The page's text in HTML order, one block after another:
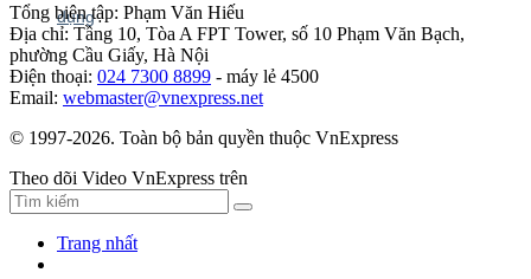
Tổng biên tập: Phạm Văn Hiếu
Địa chỉ: Tầng 10, Tòa A FPT Tower, số 10 Phạm Văn Bạch,
phường Cầu Giấy, Hà Nội
Điện thoại: 024 7300 8899 - máy lẻ 4500
Email: webmaster@vnexpress.net
© 1997-2026. Toàn bộ bản quyền thuộc VnExpress
Theo dõi Video VnExpress trên
Trang nhất